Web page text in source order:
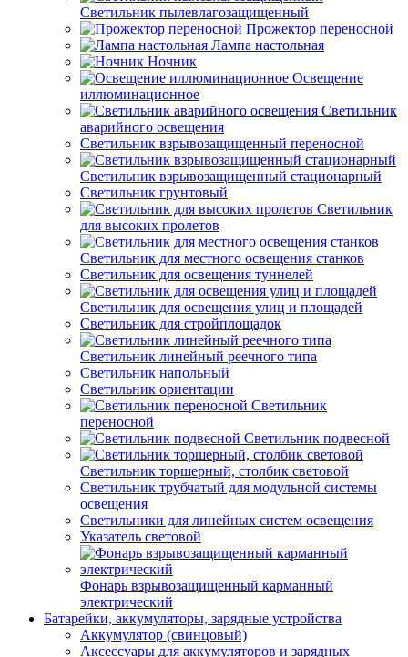
Светильник пылевлагозащищенный
Прожектор переносной
Лампа настольная
Ночник
Освещение
иллюминационное
Светильник
аварийного освещения
Светильник взрывозащищенный переносной
Светильник взрывозащищенный стационарный
Светильник грунтовый
Светильник
для высоких пролетов
Светильник для местного освещения станков
Светильник для освещения туннелей
Светильник для освещения улиц и площадей
Светильник для стройплощадок
Светильник линейный реечного типа
Светильник напольный
Светильник ориентации
Светильник
переносной
Светильник подвесной
Светильник торшерный, столбик световой
Светильник трубчатый для модульной системы
освещения
Светильники для линейных систем освещения
Указатель световой
Фонарь взрывозащищенный карманный
электрический
Батарейки, аккумуляторы, зарядные устройства
Аккумулятор (свинцовый)
Аксессуары для аккумуляторов и зарядных